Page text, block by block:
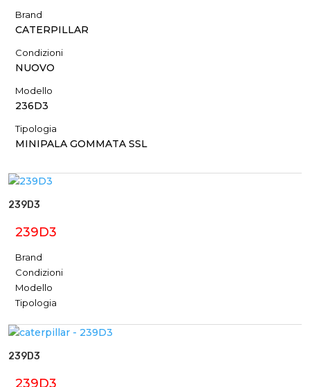
Brand
CATERPILLAR
Condizioni
NUOVO
Modello
236D3
Tipologia
MINIPALA GOMMATA SSL
239D3
239D3
Brand
Condizioni
Modello
Tipologia
239D3
239D3